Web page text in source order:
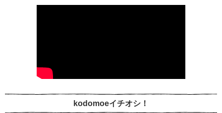
kodomoeイチオシ！